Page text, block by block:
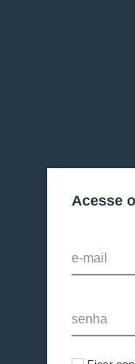
Acesse
e-mail
senha